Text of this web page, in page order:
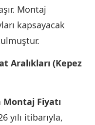
Montaj
kapsayacak
Aralıkları (Kepez
Fiyatı
yılı itibarıyla,